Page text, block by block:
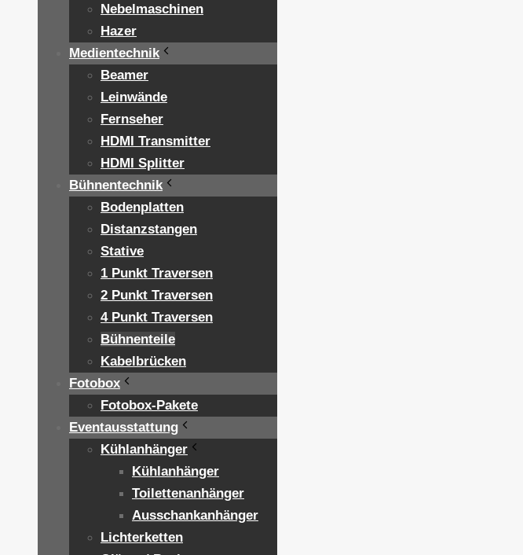
Nebelmaschinen
Hazer
Medientechnik
Beamer
Leinwände
Fernseher
HDMI Transmitter
HDMI Splitter
Bühnentechnik
Bodenplatten
Distanzstangen
Stative
1 Punkt Traversen
2 Punkt Traversen
4 Punkt Traversen
Bühnenteile
Kabelbrücken
Fotobox
Fotobox-Pakete
Eventausstattung
Kühlanhänger
Kühlanhänger
Toilettenanhänger
Ausschankanhänger
Lichterketten